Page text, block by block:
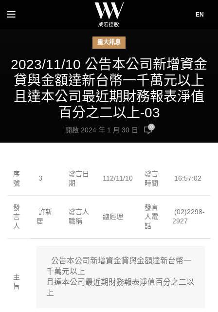
EN
重大訊息
2023/11/10 公告本公司新增資金
貸與金額達新台幣一千萬元以上
且達本公司最近期財務報表淨值
百分之二以上-03
開啟 2024 年 1 月 30 日 0
序
號
3
發言日
期
112/11/10
發言
時間
16:57:02
發
言
人
許新
居
發言人
職稱
總經理
發言
人電
話
(02)2298-
2927
主
旨
公告本公司新增資金貸與金額達新台幣一
千萬元以上
且達本公司最近期財務報表淨值百分之二以
上